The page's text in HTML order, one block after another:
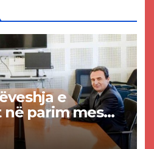
e
parim mes